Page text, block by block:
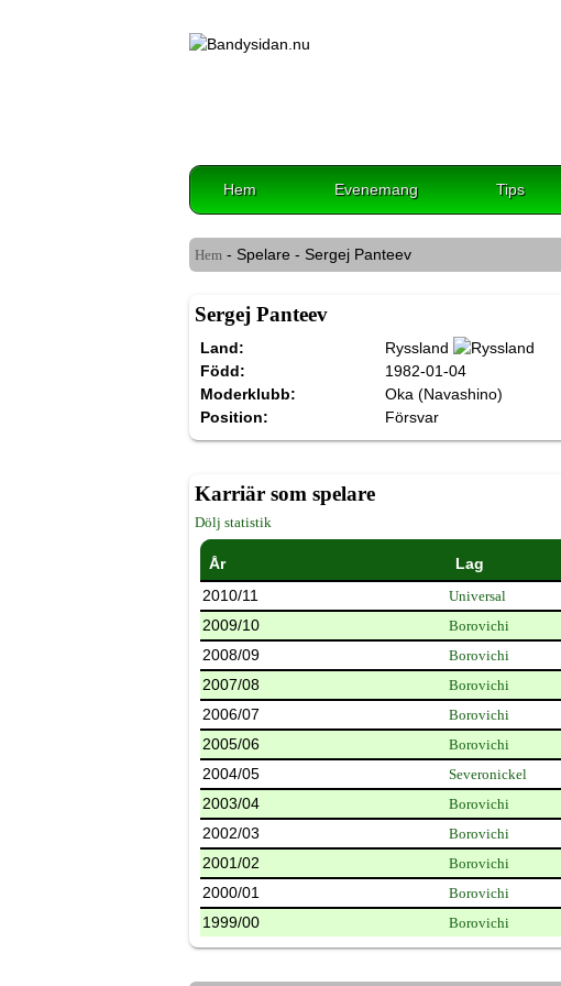
Hem Evenemang Tips
Hem - Spelare - Sergej Panteev
Sergej Panteev
Land:
Ryssland
Född:
1982-01-04
Moderklubb:
Oka (Navashino)
Position:
Försvar
Karriär som spelare
Dölj statistik
År Lag
2010/11
Universal
2009/10 Borovichi
2008/09 Borovichi
2007/08 Borovichi
2006/07 Borovichi
2005/06 Borovichi
2004/05 Severonickel
2003/04 Borovichi
2002/03 Borovichi
2001/02 Borovichi
2000/01 Borovichi
1999/00 Borovichi